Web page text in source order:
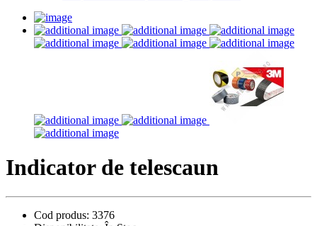
Indicator de telescaun
Cod produs: 3376